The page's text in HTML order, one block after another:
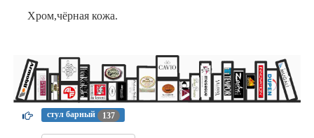
Хром,чёрная кожа.
стул барный 137